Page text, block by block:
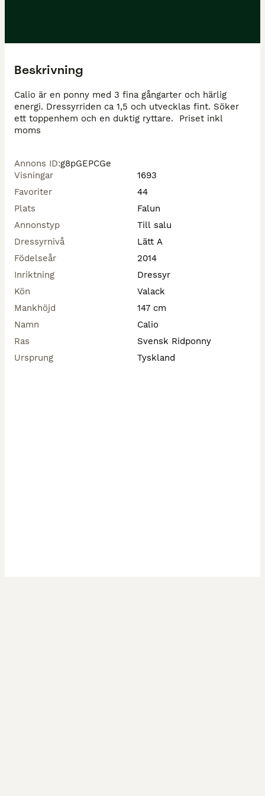
Beskrivning
Calio är en ponny med 3 fina gångarter och härlig
energi. Dressyrriden ca 1,5 och utvecklas fint. Söker
ett toppenhem och en duktig ryttare.  Priset inkl
Annons ID:g8pGEPCGe
Visningar
1693
Favoriter
44
Plats
Falun
Annonstyp
Till salu
Dressyrnivå
Lätt A
Födelseår
2014
Inriktning
Dressyr
Kön
Valack
Mankhöjd
147 cm
Namn
Calio
Ras
Svensk Ridponny
Ursprung
Tyskland